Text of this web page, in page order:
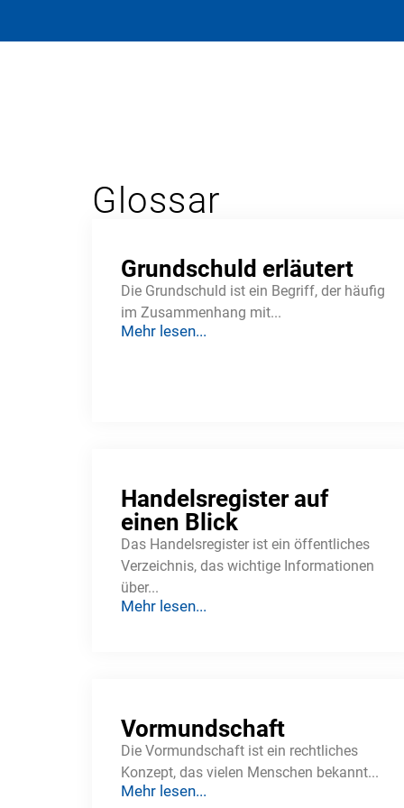
Glossar
Grundschuld erläutert
Die Grundschuld ist ein Begriff, der häufig
im Zusammenhang mit...
Mehr lesen...
Handelsregister auf
einen Blick
Das Handelsregister ist ein öffentliches
Verzeichnis, das wichtige Informationen
über...
Mehr lesen...
Vormundschaft
Die Vormundschaft ist ein rechtliches
Konzept, das vielen Menschen bekannt...
Mehr lesen...